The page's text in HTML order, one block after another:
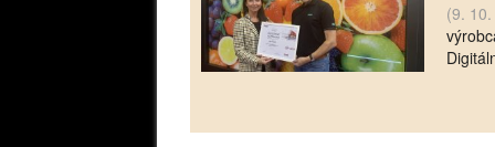
(9.